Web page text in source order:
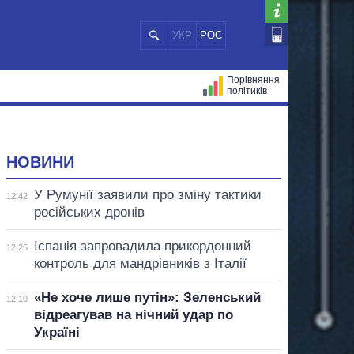
УКР РОС
Порівняння
політиків
НОВИНИ
12:42
У Румунії заявили про зміну тактики
російських дронів
12:26
Іспанія запровадила прикордонний
контроль для мандрівників з Італії
12:10
«Не хоче лише путін»: Зеленський
відреагував на нічний удар по
Україні